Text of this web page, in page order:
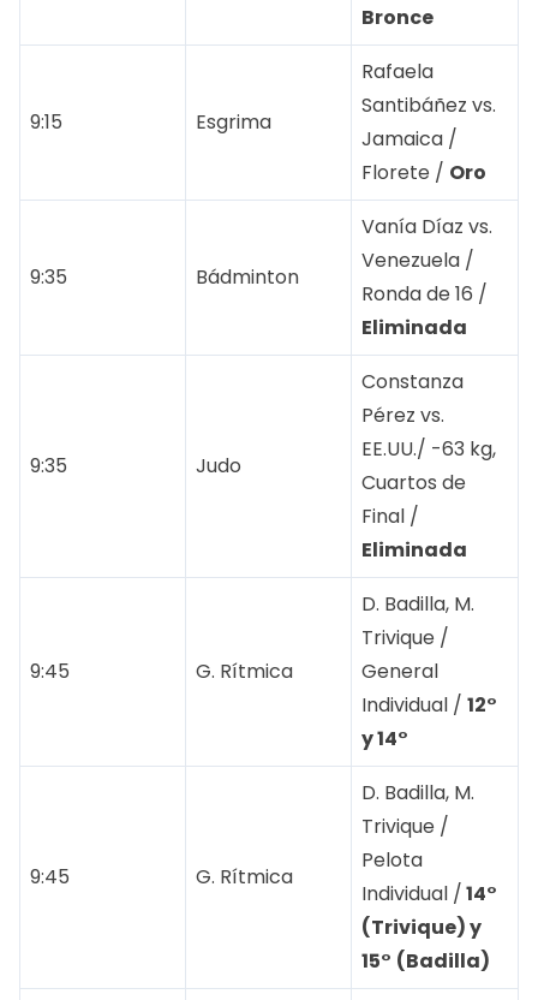
Bronce
9:15 Esgrima
Rafaela
Santibáñez vs.
Jamaica /
Florete / Oro
9:35 Bádminton
Vanía Díaz vs.
Venezuela /
Ronda de 16 /
Eliminada
9:35 Judo
Constanza
Pérez vs.
EE.UU./ -63 kg,
Cuartos de
Final /
Eliminada
9:45 G. Rítmica
D. Badilla, M.
Trivique /
General
Individual / 12°
y 14°
9:45 G. Rítmica
D. Badilla, M.
Trivique /
Pelota
Individual /14°
(Trivique) y
15° (Badilla)